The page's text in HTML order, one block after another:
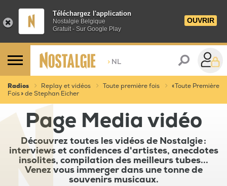
Téléchargez l'application
Nostalgie Belgique
Gratuit - Sur Google Play
OUVRIR
> NL
Radios Replay et vidéos Toute première fois
« Toute Première
Fois » de Stephan Eicher
Page Media vidéo
Découvrez toutes les vidéos de Nostalgie :
interviews et confidences d'artistes, anecdotes
insolites, compilation des meilleurs tubes...
Venez vous immerger dans une tonne de
souvenirs musicaux.